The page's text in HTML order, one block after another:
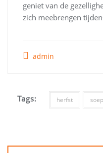
geniet van de
zich meebrengen
admin
Tags: herfst
navigatie